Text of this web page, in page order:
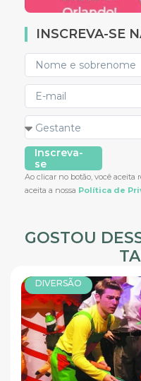
INSCREVA-SE
Inscreva-
se
Ao clicar no botão, você aceita
aceita a nossa Política de
GOSTOU
DIVERSÃO